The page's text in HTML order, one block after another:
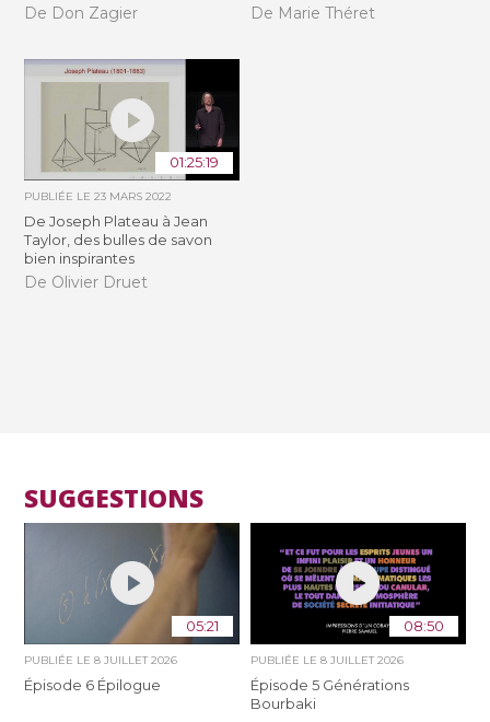
De Don Zagier De Marie Théret
01:25:19
PUBLIÉE LE23 MARS 2022
De Joseph Plateau à Jean
Taylor, des bulles de savon
bien inspirantes
De Olivier Druet
SUGGESTIONS
05:21
PUBLIÉE LE8 JUILLET 2026
Épisode 6 Épilogue
08:50
PUBLIÉE LE 8 JUILLET 2026
Épisode 5 Générations
Bourbaki